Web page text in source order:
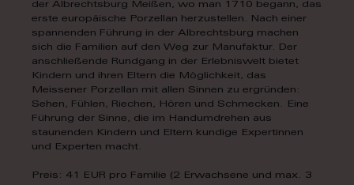
der Albrechtsburg Meißen, wo man 1710 begann, das
erste europäische Porzellan herzustellen. Nach einer
spannenden Führung in der Albrechtsburg machen
sich die Familien auf den Weg zur Manufaktur. Der
anschließende Rundgang in der Erlebniswelt bietet
Kindern und ihren Eltern die Möglichkeit, das
Meissener Porzellan mit allen Sinnen zu ergründen:
Sehen, Fühlen, Riechen, Hören und Schmecken. Eine
Führung der Sinne, die im Handumdrehen aus
staunenden Kindern und Eltern kundige Expertinnen
und Experten macht.
Preis: 41 EUR pro Familie (2 Erwachsene und max. 3